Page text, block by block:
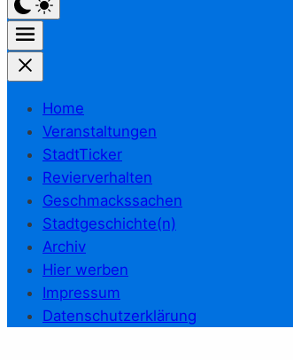
Home
Veranstaltungen
StadtTicker
Revierverhalten
Geschmackssachen
Stadtgeschichte(n)
Archiv
Hier werben
Impressum
Datenschutzerklärung